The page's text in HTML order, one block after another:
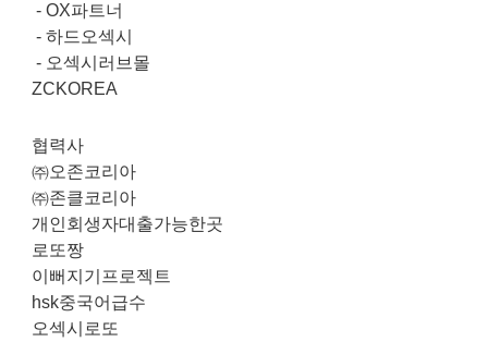
-OX파트너
-하드오섹시
- 오섹시러브몰
ZCKOREA
협력사
㈜오존코리아
㈜존클코리아
개인회생자대출가능한곳
로또짱
이뻐지기프로젝트
hsk중국어급수
오섹시로또